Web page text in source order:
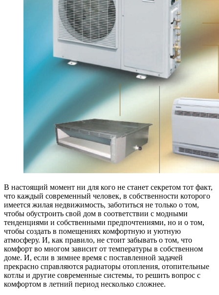
В настоящий момент ни для кого не станет секретом тот факт,
что каждый современный человек, в собственности которого
имеется жилая недвижимость, заботиться не только о том,
чтобы обустроить свой дом в соответствии с модными
тенденциями и собственными предпочтениями, но и о том,
чтобы создать в помещениях комфортную и уютную
атмосферу. И, как правило, не стоит забывать о том, что
комфорт во многом зависит от температуры в собственном
доме. И, если в зимнее время с поставленной задачей
прекрасно справляются радиаторы отопления, отопительные
котлы и другие современные системы, то решить вопрос с
комфортом в летний период несколько сложнее.